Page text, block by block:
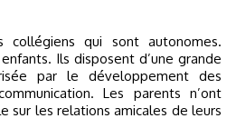
collégiens qui sont autonomes.
Ils disposent d’une grande
par le développement des
Les parents n’ont
sur les relations amicales de leurs